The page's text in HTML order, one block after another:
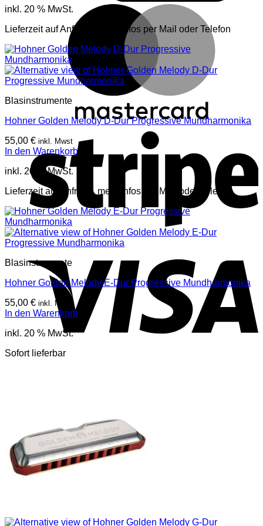
inkl. 20 % MwSt.
Lieferzeit auf Anfrage, mehr Infos per Mail oder Telefon
Blasinstrumente
Hohner Golden Melody D-Dur Progressive Mundharmonika
55,00 € inkl. Mwst
In den Warenkorb
inkl. 20 % MwSt.
Lieferzeit auf Anfrage, mehr Infos per Mail oder Telefon
Blasinstrumente
Hohner Golden Melody E-Dur Progressive Mundharmonika
55,00 € inkl. Mwst
In den Warenkorb
inkl. 20 % MwSt.
Sofort lieferbar